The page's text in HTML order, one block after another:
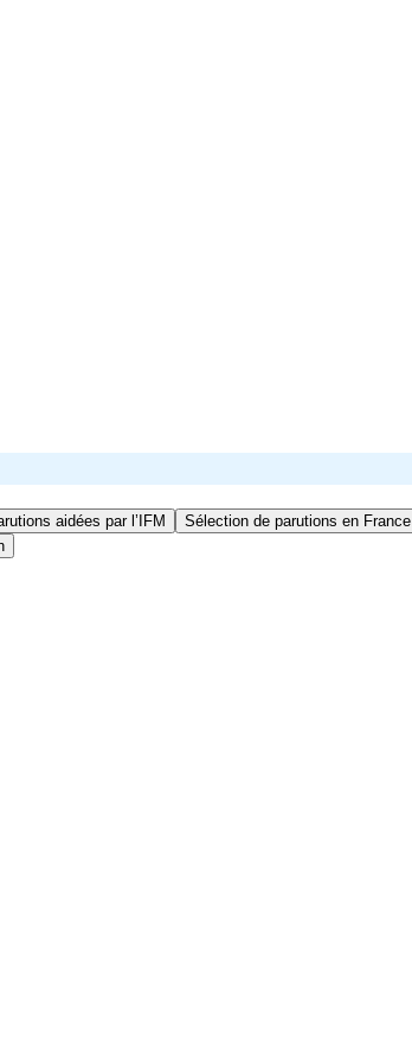
aidées par l’IFM Sélection de parutions en France